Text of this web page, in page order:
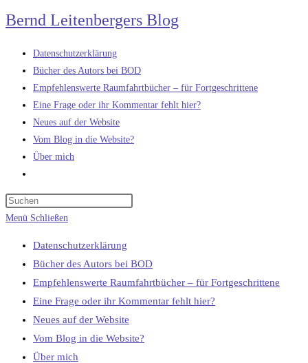
Zum
Inhalt
springen
Bernd Leitenbergers Blog
Datenschutzerklärung
Bücher des Autors bei BOD
Empfehlenswerte Raumfahrtbücher – für Fortgeschrittene
Eine Frage oder ihr Kommentar fehlt hier?
Neues auf der Website
Vom Blog in die Website?
Über mich
umschalten
Menü Schließen
Datenschutzerklärung
Bücher des Autors bei BOD
Empfehlenswerte Raumfahrtbücher – für Fortgeschrittene
Eine Frage oder ihr Kommentar fehlt hier?
Neues auf der Website
Vom Blog in die Website?
Über mich